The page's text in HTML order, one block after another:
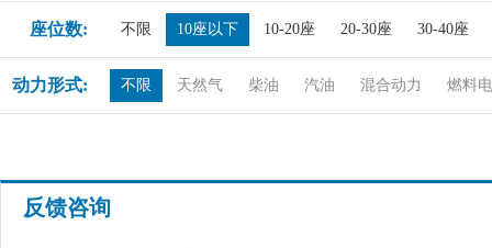
座位数: 不限 10座以下 10-20座 20-30座 30-40座
动力形式: 不限 天然气 柴油 汽油 混合动力 燃料
反馈咨询